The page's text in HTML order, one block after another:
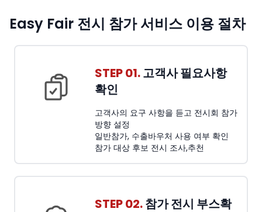
Easy Fair 전시 참가 서비스 이용 절차
STEP 01.고객사 필요사항
확인
고객사의 요구 사항을 듣고 전시회 참가
방향 설정
일반참가, 수출바우처 사용 여부 확인
참가 대상 후보 전시 조사,추천
STEP 02.참가 전시 부스확